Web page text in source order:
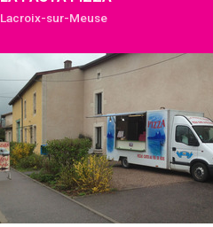
Lacroix-sur-Meuse